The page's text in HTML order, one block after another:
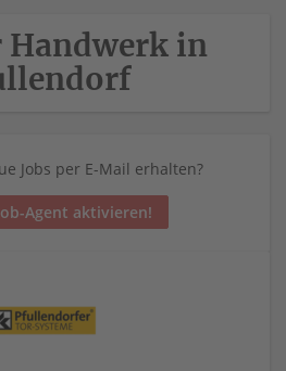
Handwerk in
Jobs per E-Mail erhalten?
Agent aktivieren!